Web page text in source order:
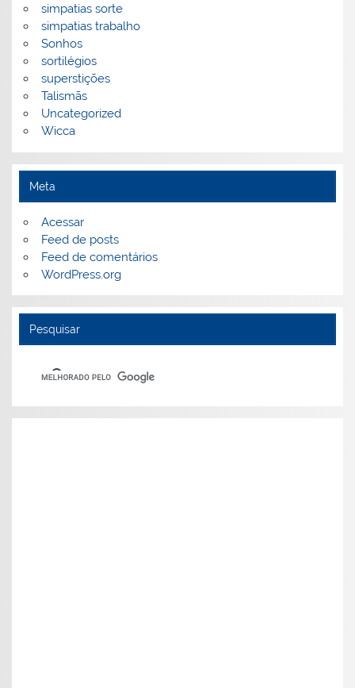
simpatias sorte
simpatias trabalho
Sonhos
sortilégios
superstições
Talismãs
Uncategorized
Wicca
Meta
Acessar
Feed de posts
Feed de comentários
WordPress.org
Pesquisar